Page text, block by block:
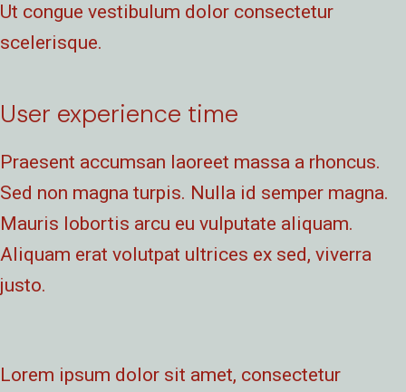
Ut congue vestibulum dolor consectetur
scelerisque.
User experience time
Praesent accumsan laoreet massa a rhoncus.
Sed non magna turpis. Nulla id semper magna.
Mauris lobortis arcu eu vulputate aliquam.
Aliquam erat volutpat ultrices ex sed, viverra
justo.
Lorem ipsum dolor sit amet, consectetur